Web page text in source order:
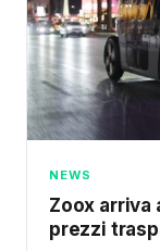
NEWS
Zoox arriva
prezzi